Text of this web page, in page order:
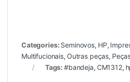
Categories: Seminovos, HP,
Multifucionais, Outras peças,
Tags:#bandeja, CM1312,